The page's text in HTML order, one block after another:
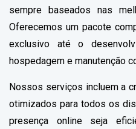
sempre baseados nas
Oferecemos um pacote
exclusivo até o
hospedagem e manutenção
Nossos serviços incluem a
otimizados para todos os
presença online seja